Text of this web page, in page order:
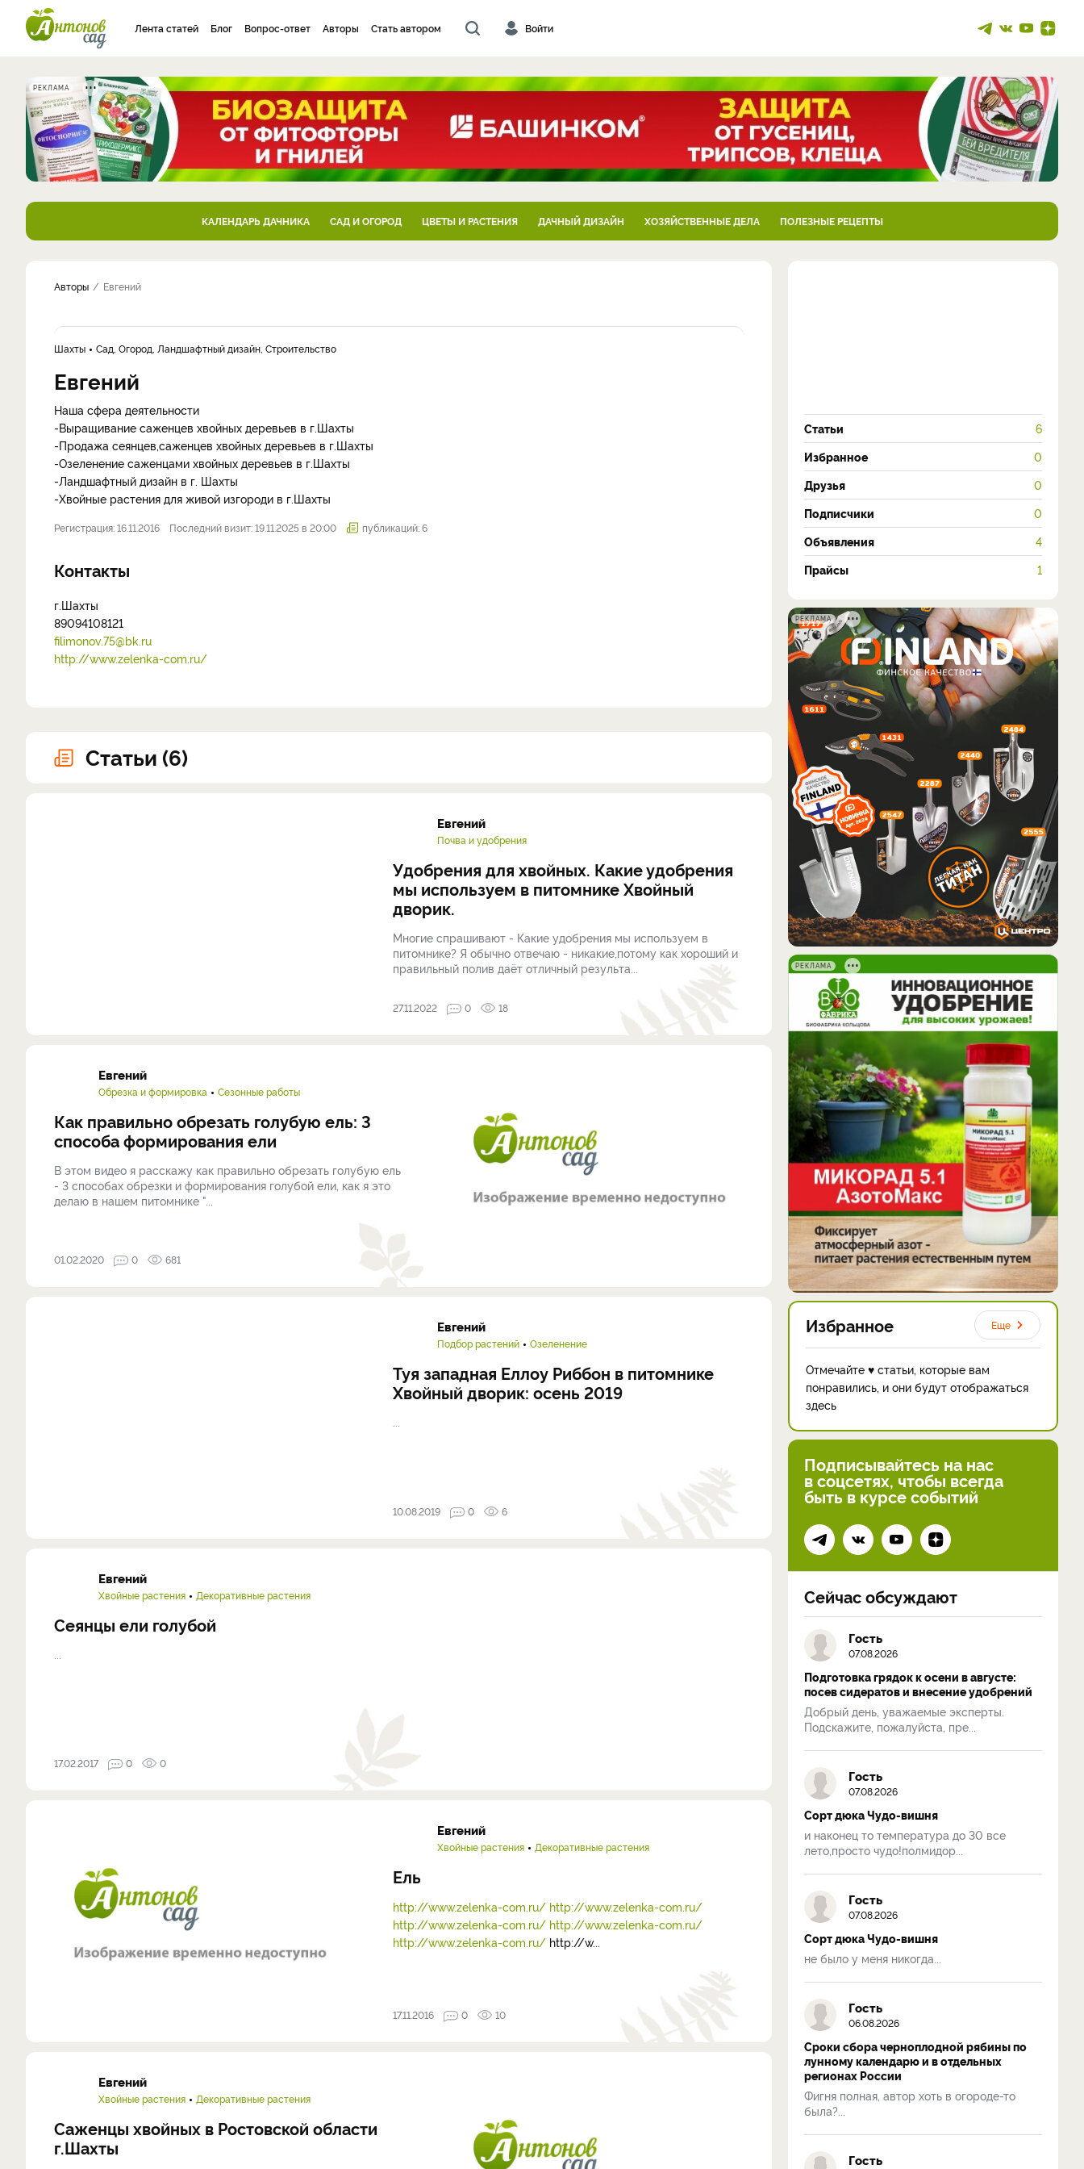
Лента статей Блог Вопрос-ответ Авторы Стать автором Войти
РЕКЛАМА
КАЛЕНДАРЬ ДАЧНИКА САД И ОГОРОД ЦВЕТЫ И РАСТЕНИЯ ДАЧНЫЙ ДИЗАЙН ХОЗЯЙСТВЕННЫЕ ДЕЛА ПОЛЕЗНЫЕ РЕЦЕПТЫ
Авторы Евгений
Шахты Сад, Огород, Ландшафтный дизайн, Строительство
Евгений
Наша сфера деятельности
-Выращивание саженцев хвойных деревьев в г.Шахты
-Продажа сеянцев,саженцев хвойных деревьев в г.Шахты
-Озеленение саженцами хвойных деревьев в г.Шахты
-Ландшафтный дизайн в г. Шахты
-Хвойные растения для живой изгороди в г.Шахты
Регистрация: 16.11.2016 Последний визит: 19.11.2025 в 20:00 публикаций: 6
Контакты
г.Шахты
89094108121
filimonov.75@bk.ru
http://www.zelenka-com.ru/
Статьи (6)
Евгений
Почва и удобрения
Удобрения для хвойных. Какие удобрения
мы используем в питомнике Хвойный
дворик.
Многие спрашивают - Какие удобрения мы используем в
питомнике? Я обычно отвечаю - никакие,потому как хороший и
правильный полив даёт отличный результа...
27.11.2022 0 18
Евгений
Обрезка и формировка Сезонные работы
Как правильно обрезать голубую ель: 3
способа формирования ели
В этом видео я расскажу как правильно обрезать голубую ель
- 3 способах обрезки и формирования голубой ели, как я это
делаю в нашем питомнике "...
01.02.2020 0 681
Евгений
Подбор растений Озеленение
Туя западная Еллоу Риббон в питомнике
Хвойный дворик: осень 2019
10.08.2019 0 6
Евгений
Хвойные растения Декоративные растения
Сеянцы ели голубой
17.02.2017 0 0
Евгений
Хвойные растения Декоративные растения
Ель
http://www.zelenka-com.ru/ http://www.zelenka-com.ru/
http://www.zelenka-com.ru/ http://www.zelenka-com.ru/
http://www.zelenka-com.ru/ http://w...
17.11.2016 0 10
Евгений
Хвойные растения Декоративные растения
Саженцы хвойных в Ростовской области
г.Шахты
Статьи 6
Избранное 0
Друзья 0
Подписчики 0
Объявления 4
Прайсы 1
РЕКЛАМА
РЕКЛАМА
Избранное Еще
Отмечайте ♥ статьи, которые вам
понравились, и они будут отображаться
здесь
Подписывайтесь на нас
в соцсетях, чтобы всегда
быть в курсе событий
Сейчас обсуждают
Гость
07.08.2026
Подготовка грядок к осени в августе:
посев сидератов и внесение удобрений
Добрый день, уважаемые эксперты.
Подскажите, пожалуйста, пре...
Гость
07.08.2026
Сорт дюка Чудо-вишня
и наконец то температура до 30 все
лето,просто чудо!полмидор...
Гость
07.08.2026
Сорт дюка Чудо-вишня
не было у меня никогда...
Гость
06.08.2026
Сроки сбора черноплодной рябины по
лунному календарю и в отдельных
регионах России
Фигня полная, автор хоть в огороде-то
была?...
Гость